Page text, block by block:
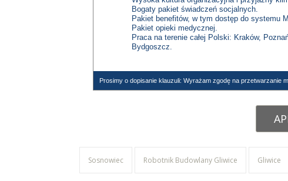
Bogaty pakiet świadczeń socjalnych.
Pakiet benefitów, w tym dostęp do systemu
Pakiet opieki medycznej.
Praca na terenie całej Polski: Kraków,
Bydgoszcz.
Prosimy o dopisanie klauzuli: Wyrażam zgodę na przetwarzanie
Sosnowiec Robotnik Budowlany Gliwice Gliwice